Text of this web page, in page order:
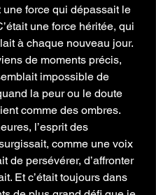
une force qui dépassait le
une force héritée, qui
à chaque nouveau jour.
de moments précis,
impossible de
la peur ou le doute
comme des ombres.
l’esprit des
comme une voix
de persévérer, d’affronter
Et c’était toujours dans